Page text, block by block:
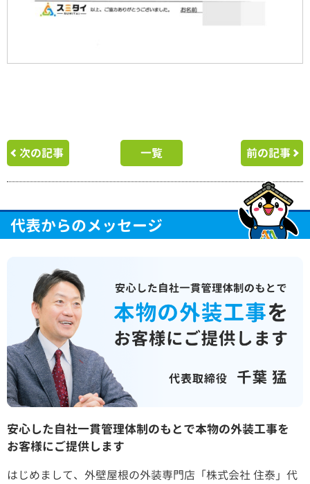
次の記事 一覧 前の記事
代表からのメッセージ
安心した自社一貫管理体制のもとで本物の外装工事を
お客様にご提供します
はじめまして、外壁屋根の外装専門店「株式会社 住泰」代